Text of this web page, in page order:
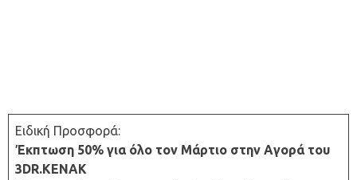
Ειδική Προσφορά:
Έκπτωση 50% για όλο τον Μάρτιο στην Aγορά του
3DR.ΚΕΝΑΚ